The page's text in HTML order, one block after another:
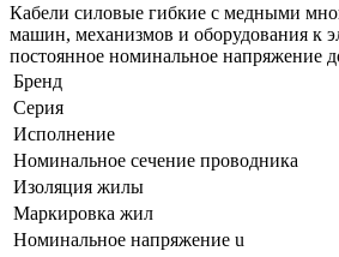
Кабели силовые гибкие с медными
машин, механизмов и оборудования к
постоянное номинальное напряжение
Бренд
Серия
Исполнение
Номинальное сечение проводника
Изоляция жилы
Маркировка жил
Номинальное напряжение u